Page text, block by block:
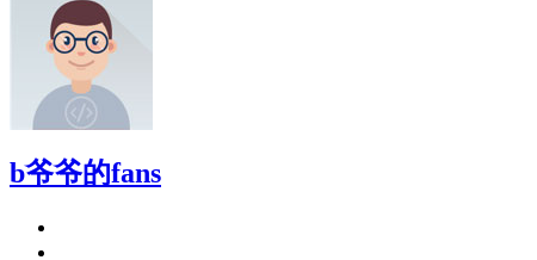
b爷爷的fans